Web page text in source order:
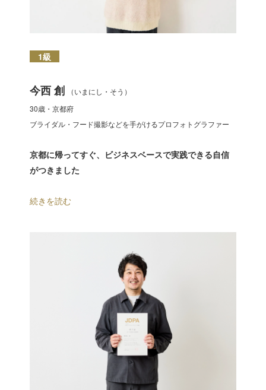
1級
今西 創
（いまにし・そう）
30歳・京都府
ブライダル・フード撮影などを手がけるプロフォトグラファー
京都に帰ってすぐ、 ビジネスベースで実践できる自信
がつきました
続きを読む